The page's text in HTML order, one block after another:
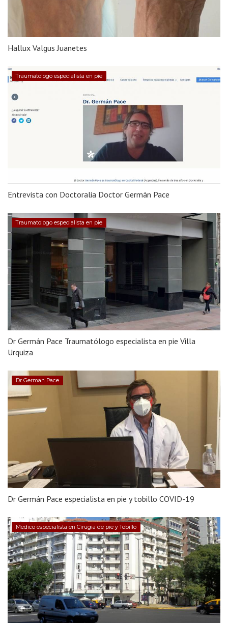
Hallux Valgus Juanetes
Traumatologo especialista en pie
Entrevista con Doctoralia Doctor Germán Pace
Traumatologo especialista en pie
Dr Germán Pace Traumatólogo especialista en pie Villa
Urquiza
Dr German Pace
Dr Germán Pace especialista en pie y tobillo COVID-19
Medico especialista en Cirugia de pie y Tobillo